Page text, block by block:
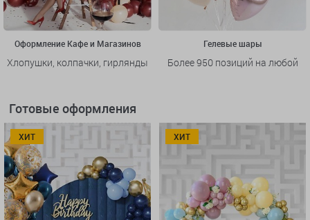
Оформление Кафе и Магазинов
Хлопушки, колпачки, гирлянды
Гелевые шары
Более 950 позиций на любой
Готовые оформления
ХИТ ХИТ